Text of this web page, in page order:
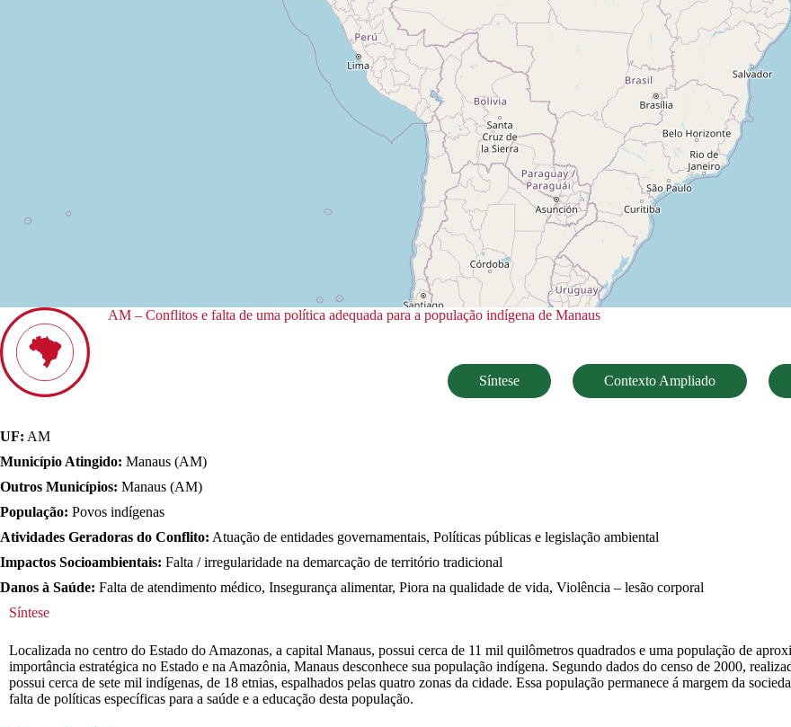
AM – Conflitos e falta de uma política adequada para a população indígena de Manaus
Síntese Contexto Ampliado
UF: AM
Município Atingido: Manaus (AM)
Outros Municípios: Manaus (AM)
População: Povos indígenas
Atividades Geradoras do Conflito: Atuação de entidades governamentais, Políticas públicas e legislação ambiental
Impactos Socioambientais: Falta / irregularidade na demarcação de território tradicional
Danos à Saúde: Falta de atendimento médico, Insegurança alimentar, Piora na qualidade de vida, Violência – lesão corporal
Síntese
Localizada no centro do Estado do Amazonas, a capital Manaus, possui cerca de 11 mil quilômetros quadrados e uma população de
importância estratégica no Estado e na Amazônia, Manaus desconhece sua população indígena. Segundo dados do censo de 2000,
possui cerca de sete mil indígenas, de 18 etnias, espalhados pelas quatro zonas da cidade. Essa população permanece á margem da
falta de políticas específicas para a saúde e a educação desta população.